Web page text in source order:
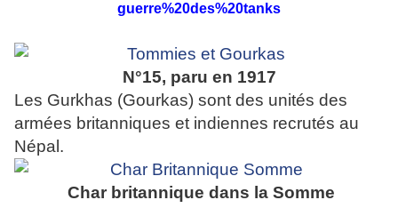
guerre%20des%20tanks
N°15, paru en 1917
Les Gurkhas (Gourkas) sont des unités des
armées britanniques et indiennes recrutés au
Népal.
Char britannique dans la Somme